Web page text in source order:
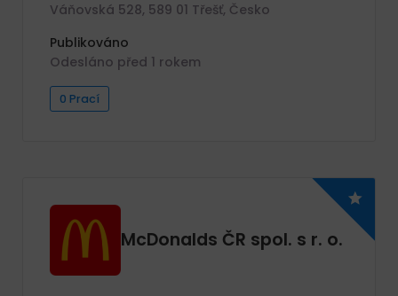
Váňovská 528, 589 01 Třešť, Česko
Publikováno
Odesláno před 1 rokem
0 Prací
McDonalds ČR spol. s r. o.